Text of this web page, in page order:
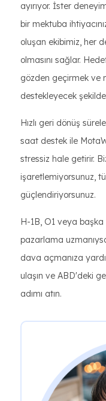
ayırıyor. İster
bir mektuba
oluşan ekibimiz, her
olmasını sağlar.
gözden geçirmek ve
destekleyecek
Hızlı geri dönüş
saat destek ile
stressiz hale getirir.
işaretlemiyorsunuz,
güçlendiriyorsunuz.
H-1B, O1 veya
pazarlama
dava açmanıza
ulaşın ve ABD'deki
adımı atın.